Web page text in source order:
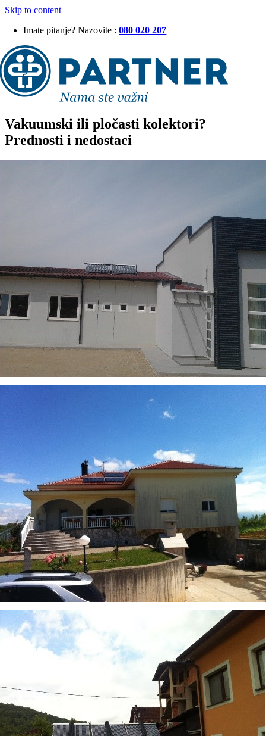
Skip to content
Imate pitanje? Nazovite :080 020 207
Vakuumski ili pločasti kolektori?
Prednosti i nedostaci